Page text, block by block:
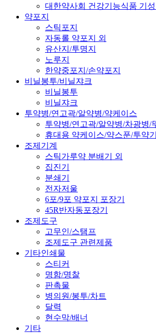
대한약사회 건강기능식품 기
약포지
스틱포지
자동롤 약포지 외
유산지/투명지
노루지
한약중포지/손약포지
비닐봉투/비닐쟈크
비닐봉투
비닐쟈크
투약병/연고곽/알약병/약케이스
투약병/연고곽/알약병/차광병/
휴대용 약케이스/약스푼/투약기
조제기계
스틱가루약 분배기 외
집진기
분쇄기
전자저울
6포/9포 약포지 포장기
45R반자동포장기
조제도구
고무인/스탬프
조제도구 관련제품
기타인쇄물
스티커
명함/명찰
판촉물
병의원/봉투/차트
달력
현수막/배너
기타